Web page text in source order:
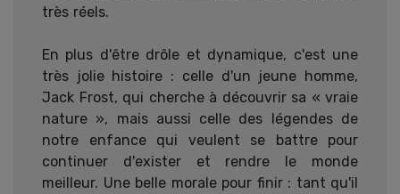
très réels.
En plus d'être drôle et dynamique, c'est une
très jolie histoire : celle d'un jeune homme,
Jack Frost, qui cherche à découvrir sa « vraie
nature », mais aussi celle des légendes de
notre enfance qui veulent se battre pour
continuer d'exister et rendre le monde
meilleur. Une belle morale pour finir : tant qu'il